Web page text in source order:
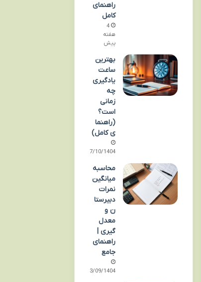
راهنمای
کامل
4
هفته
پیش
بهترین
ساعت
یادگیری
چه
زمانی
است؟
(راهنما
ی کامل)
07/10/1404
محاسبه
میانگین
نمرات
دبیرستا
ن و
معدل
گیری |
راهنمای
جامع
13/09/1404